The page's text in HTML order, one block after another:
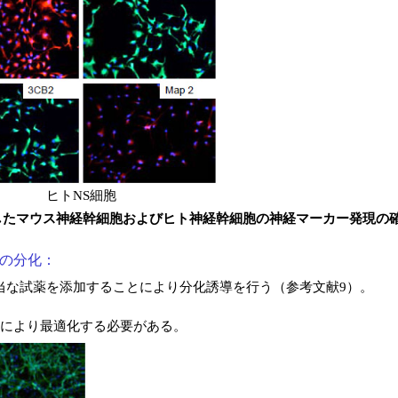
ヒトNS細胞
マウス神経幹細胞およびヒト神経幹細胞の神経マーカー発現の
分化：
試薬を添加することにより分化誘導を行う（参考文献9）。
より最適化する必要がある。